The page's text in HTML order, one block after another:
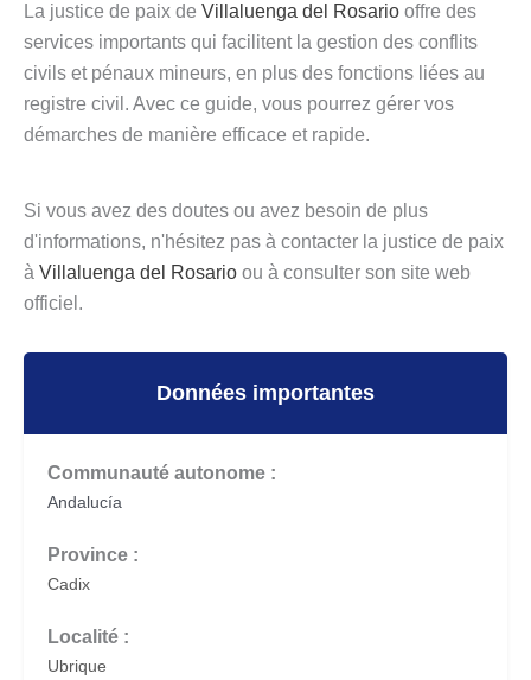
Données importantes
Communauté autonome :
Andalucía
Province :
Cadix
Localité :
Ubrique
La justice de paix de Villaluenga del Rosario offre des
services importants qui facilitent la gestion des conflits
civils et pénaux mineurs, en plus des fonctions liées au
registre civil. Avec ce guide, vous pourrez gérer vos
démarches de manière efficace et rapide.
Si vous avez des doutes ou avez besoin de plus
d'informations, n'hésitez pas à contacter la justice de paix
à Villaluenga del Rosario ou à consulter son site web
officiel.